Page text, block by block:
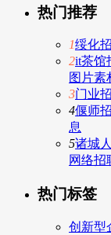
热门推荐
1绥化
2it茶馆
图片素
3门业
4偃师
息
5诸城
网络招
热门标签
创新型